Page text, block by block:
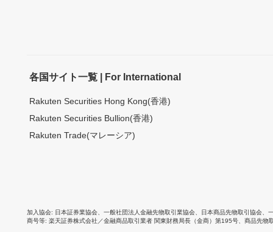
各国サイト一覧 | For International
Rakuten Securities Hong Kong(香港)
Rakuten Securities Bullion(香港)
Rakuten Trade(マレーシア)
加入協会 日本証券業協会 一般社団法人金融先物取引業協会 日本商品先物取引協会
商号等 楽天証券株式会社／金融商品取引業者 関東財務局長（金商）第195号、商品先物